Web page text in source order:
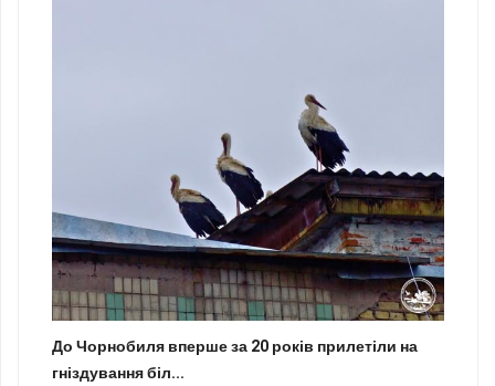
До Чорнобиля вперше за 20 років прилетіли на
гніздування біл...